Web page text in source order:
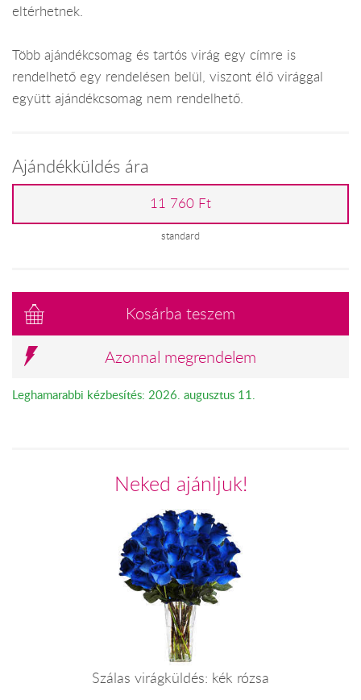
eltérhetnek.
Több ajándékcsomag és tartós virág egy címre is
rendelhető egy rendelésen belül, viszont élő virággal
együtt ajándékcsomag nem rendelhető.
Ajándékküldés ára
11 760 Ft
standard
Kosárba teszem
Azonnal megrendelem
Leghamarabbi kézbesítés: 2026. augusztus 11.
Neked ajánljuk!
Szálas virágküldés: kék rózsa